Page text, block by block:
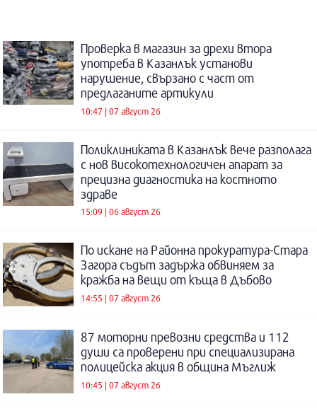
Проверка в магазин за дрехи втора
употреба в Казанлък установи
нарушение, свързано с част от
предлаганите артикули
10:47 | 07 август 26
Поликлиниката в Казанлък вече разполага
с нов високотехнологичен апарат за
прецизна диагностика на костното
здраве
15:09 | 06 август 26
По искане на Районна прокуратура-Стара
Загора съдът задържа обвиняем за
кражба на вещи от къща в Дъбово
14:55 | 07 август 26
87 моторни превозни средства и 112
души са проверени при специализирана
полицейска акция в община Мъглиж
10:45 | 07 август 26